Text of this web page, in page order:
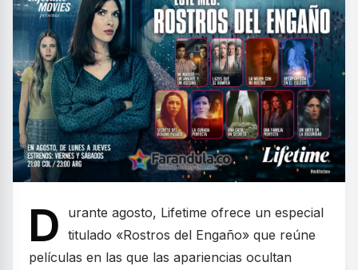
D
urante agosto, Lifetime ofrece un especial
titulado «Rostros del Engaño» que reúne
películas en las que las apariencias ocultan